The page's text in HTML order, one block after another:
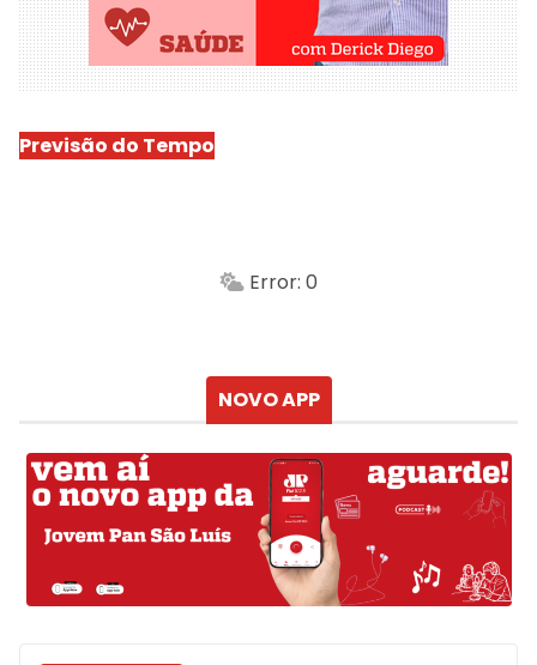
Previsão do Tempo
Min.
Error: 0
NOVO APP